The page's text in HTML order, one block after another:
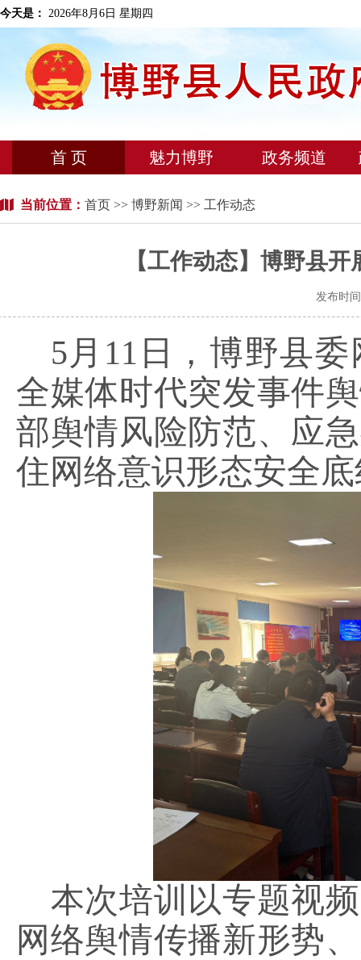
今天是： 2026年8月6日 星期四
首 页 魅力博野 政务频道
当前位置： 首页 >> 博野新闻 >> 工作动态
【工作动态】博野县
发布时
5月11日，博野县
全媒体时代突发事件
部舆情风险防范、应
住网络意识形态安全
本次培训以专题视
网络舆情传播新形势